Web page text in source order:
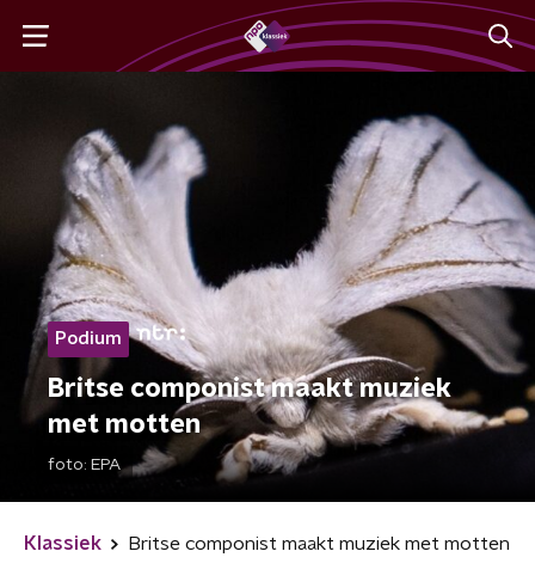
Podium
Britse componist maakt muziek
met motten
foto: EPA
Klassiek Britse componist maakt muziek met motten